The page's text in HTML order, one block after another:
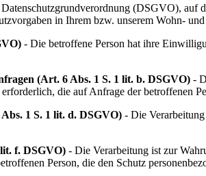
(DSGVO), auf
in Ihrem bzw. unserem Wohn-
- Die betroffene Person hat ihre
(Art. 6 Abs. 1 S. 1 lit. b. DSGVO) -
die auf Anfrage der betroffenen
1 S. 1 lit. d. DSGVO) - Die
f. DSGVO) - Die Verarbeitung ist zur
Person, die den Schutz